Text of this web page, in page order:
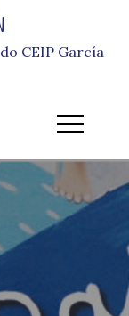
CEIP García